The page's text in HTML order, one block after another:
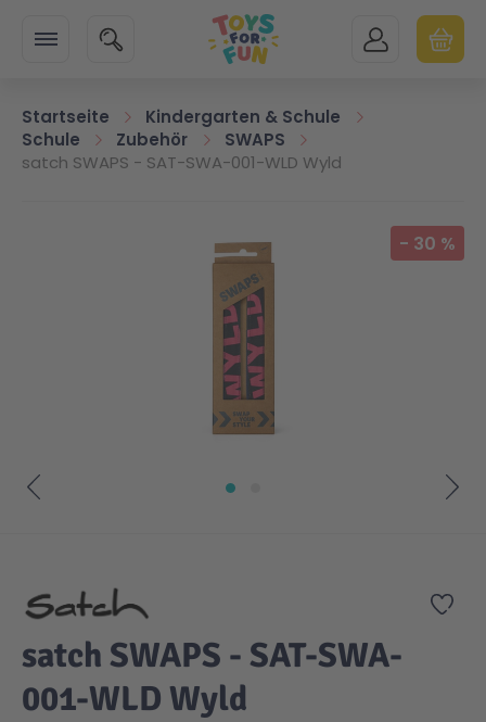
SUCHE MEIN KONTO
Startseite
Kindergarten & Schule
Schule
Zubehör
SWAPS
satch SWAPS - SAT-SWA-001-WLD Wyld
- 30 %
Zur
satch SWAPS - SAT-SWA-
001-WLD Wyld